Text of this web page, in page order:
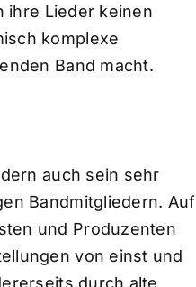
ihre Lieder keinen
komplexe
Band macht.
auch sein sehr
Bandmitgliedern. Auf
und Produzenten
von einst und